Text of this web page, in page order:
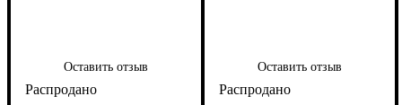
Оставить отзыв Оставить отзыв